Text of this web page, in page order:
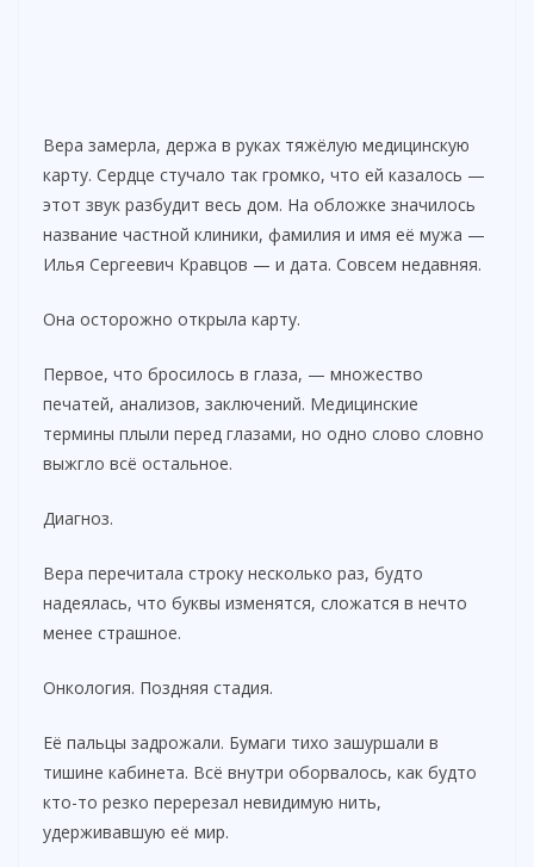
Вера замерла, держа в руках тяжёлую медицинскую
карту. Сердце стучало так громко, что ей казалось —
этот звук разбудит весь дом. На обложке значилось
название частной клиники, фамилия и имя её мужа —
Илья Сергеевич Кравцов — и дата. Совсем недавняя.
Она осторожно открыла карту.
Первое, что бросилось в глаза, — множество
печатей, анализов, заключений. Медицинские
термины плыли перед глазами, но одно слово словно
выжгло всё остальное.
Диагноз.
Вера перечитала строку несколько раз, будто
надеялась, что буквы изменятся, сложатся в нечто
менее страшное.
Онкология. Поздняя стадия.
Её пальцы задрожали. Бумаги тихо зашуршали в
тишине кабинета. Всё внутри оборвалось, как будто
кто-то резко перерезал невидимую нить,
удерживавшую её мир.